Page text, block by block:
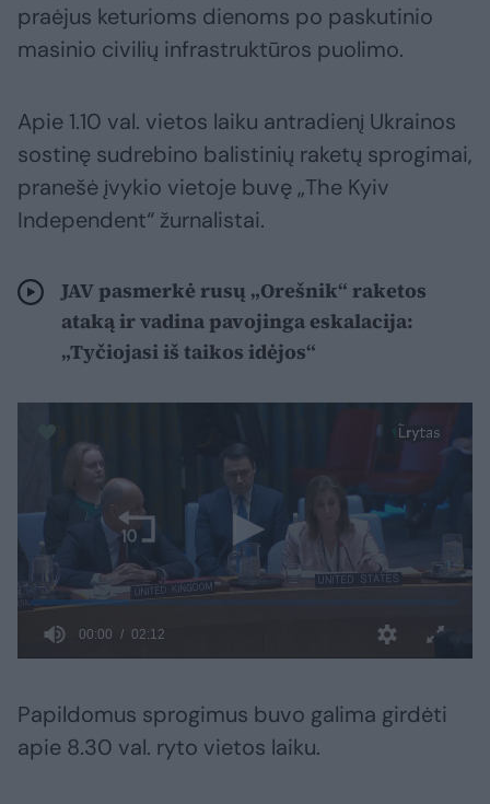
praėjus keturioms dienoms po paskutinio
masinio civilių infrastruktūros puolimo.
Apie 1.10 val. vietos laiku antradienį Ukrainos
sostinę sudrebino balistinių raketų sprogimai,
pranešė įvykio vietoje buvę „The Kyiv
Independent“ žurnalistai.
JAV pasmerkė rusų „Orešnik“ raketos
ataką ir vadina pavojinga eskalacija:
„Tyčiojasi iš taikos idėjos“
Papildomus sprogimus buvo galima girdėti
apie 8.30 val. ryto vietos laiku.